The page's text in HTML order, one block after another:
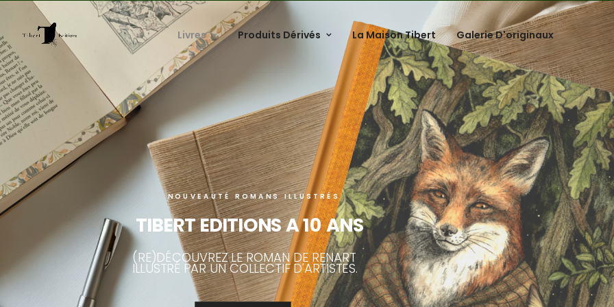
Livres Produits Dérivés La Maison Tibert Galerie D'originaux
TIBERT EDITIONS A 10 ANS
NOUVEAUTÉ ROMANS ILLUSTRÉS
(RE)DÉCOUVREZ LE ROMAN DE RENART
ILLUSTRÉ PAR UN COLLECTIF D'ARTISTES.